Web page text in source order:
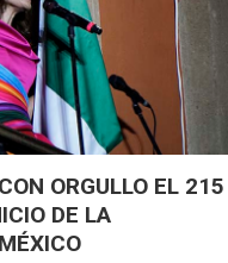
ORGULLO EL 215
DE LA